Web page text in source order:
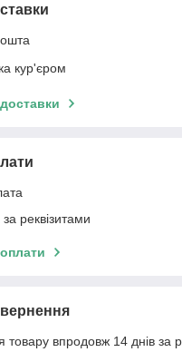
кур'єром
реквізитами
товару впродовж 14 днів за